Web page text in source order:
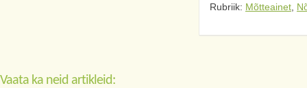
Rubriik: Mõtteainet
Vaata ka neid artikleid: